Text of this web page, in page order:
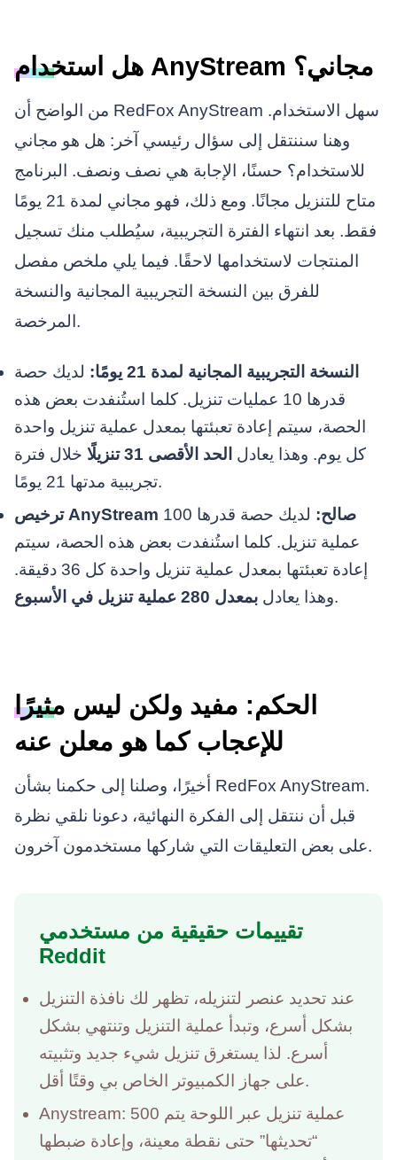
هل استخدام AnyStream مجاني؟
من الواضح أن RedFox AnyStream سهل الاستخدام.
وهنا سننتقل إلى سؤال رئيسي آخر: هل هو مجاني
للاستخدام؟ حسنًا، الإجابة هي نصف ونصف. البرنامج
متاح للتنزيل مجانًا. ومع ذلك، فهو مجاني لمدة 21 يومًا
فقط. بعد انتهاء الفترة التجريبية، سيُطلب منك تسجيل
المنتجات لاستخدامها لاحقًا. فيما يلي ملخص مفصل
للفرق بين النسخة التجريبية المجانية والنسخة
المرخصة.
النسخة التجريبية المجانية لمدة 21 يومًا:
لديك حصة
قدرها 10 عمليات تنزيل. كلما استُنفدت بعض هذه
الحصة، سيتم إعادة تعبئتها بمعدل عملية تنزيل واحدة
كل يوم. وهذا يعادل الحد الأقصى 31 تنزيلًا
خلال فترة
تجريبية مدتها 21 يومًا.
ترخيص AnyStream صالح:
لديك حصة قدرها 100
عملية تنزيل. كلما استُنفدت بعض هذه الحصة، سيتم
إعادة تعبئتها بمعدل عملية تنزيل واحدة كل 36 دقيقة.
وهذا يعادلبمعدل 280 عملية تنزيل في الأسبوع .
الحكم: مفيد ولكن ليس مثيرًا
للإعجاب كما هو معلن عنه
أخيرًا، وصلنا إلى حكمنا بشأن RedFox AnyStream.
قبل أن ننتقل إلى الفكرة النهائية، دعونا نلقي نظرة
على بعض التعليقات التي شاركها مستخدمون آخرون.
تقييمات حقيقية من مستخدمي
Reddit
عند تحديد عنصر لتنزيله، تظهر لك نافذة التنزيل
بشكل أسرع، وتبدأ عملية التنزيل وتنتهي بشكل
أسرع. لذا يستغرق تنزيل شيء جديد وتثبيته
على جهاز الكمبيوتر الخاص بي وقتًا أقل.
Anystream: 500 عملية تنزيل عبر اللوحة يتم
“تحديثها” حتى نقطة معينة، وإعادة ضبطها